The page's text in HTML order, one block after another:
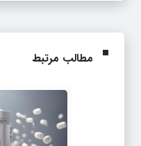
مطالب مرتبط